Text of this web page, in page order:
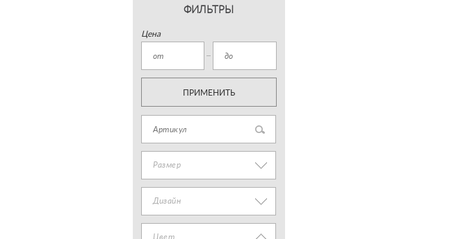
ФИЛЬТРЫ
Цена
ПРИМЕНИТЬ
Размер
Дизайн
Цвет